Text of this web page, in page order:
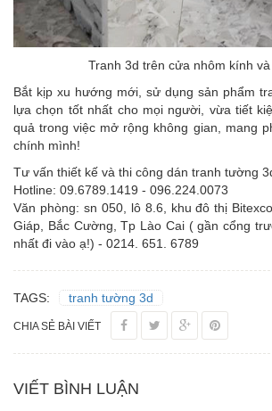
Tranh 3d trên cửa nhôm kính
Bắt kịp xu hướng mới, sử dụng sản phẩm
lựa chọn tốt nhất cho mọi người, vừa tiết
quả trong việc mở rộng không gian, mang
chính mình!
Tư vấn thiết kế và thi công dán tranh tường
Hotline: 09.6789.1419 - 096.224.0073
Văn phòng: sn 050, lô 8.6, khu đô thị
Giáp, Bắc Cường, Tp Lào Cai ( gần cổng
nhất đi vào ạ!) - 0214. 651. 6789
TAGS: tranh tường 3d
CHIA SẺ BÀI VIẾT
VIẾT BÌNH LUẬN